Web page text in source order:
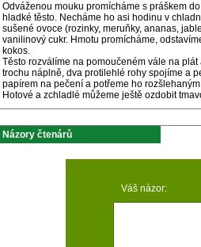
Odváženou mouku promícháme s práškem
hladké těsto. Necháme ho asi hodinu v
sušené ovoce (rozinky, meruňky, ananas,
vanilinový cukr. Hmotu promícháme,
kokos.
Těsto rozválíme na pomoučeném vále na
trochu náplně, dva protilehlé rohy spojíme a
papírem na pečení a potřeme ho
Hotové a zchladlé můžeme ještě ozdobit
Názory čtenárů
Váš názor: